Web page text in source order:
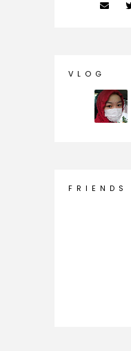
V L O G
F R I E N D S